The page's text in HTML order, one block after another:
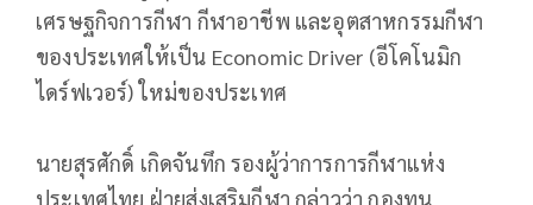
เศรษฐกิจการกีฬา กีฬาอาชีพ และอุตสาหกรรมกีฬา
ของประเทศให้เป็น Economic Driver (อีโคโนมิก
ไดร์ฟเวอร์) ใหม่ของประเทศ
นายสุรศักดิ์ เกิดจันทึก รองผู้ว่าการการกีฬาแห่ง
ประเทศไทย ฝ่ายส่งเสริมกีฬา กล่าวว่า กองทุน